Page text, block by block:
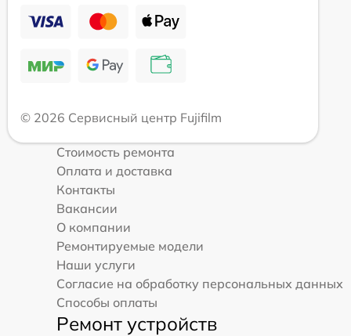
© 2026 Сервисный центр Fujifilm
Стоимость ремонта
Оплата и доставка
Контакты
Вакансии
О компании
Ремонтируемые модели
Наши услуги
Согласие на обработку персональных данных
Способы оплаты
Ремонт устройств